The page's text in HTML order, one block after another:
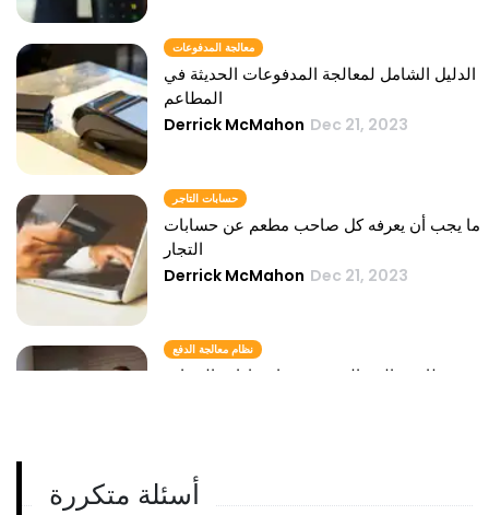
معالجة المدفوعات
الدليل الشامل لمعالجة المدفوعات الحديثة في
المطاعم
Derrick McMahon Dec 21, 2023
حسابات التاجر
ما يجب أن يعرفه كل صاحب مطعم عن حسابات
التجار
Derrick McMahon Dec 21, 2023
نظام معالجة الدفع
دمج نظام معالجة الدفع مع برنامج إدارة الضيافة
معالجو بطاقات الائتمانأسئلة متكررة